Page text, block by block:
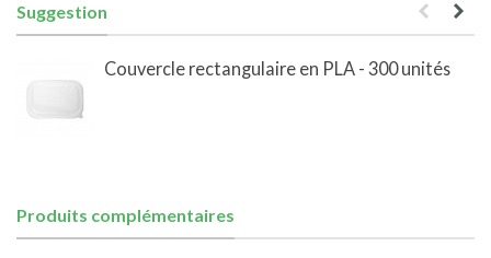
Suggestion
Couvercle rectangulaire en PLA - 300 unités
Produits complémentaires